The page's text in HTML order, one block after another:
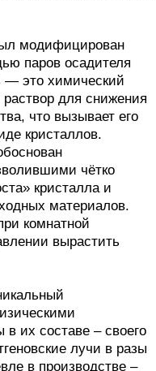
модифицирован
паров осадителя
— это химический
раствор для снижения
что вызывает его
кристаллов.
чётко
кристалла и
материалов.
комнатной
вырастить
их составе – своего
лучи в разы
в производстве –